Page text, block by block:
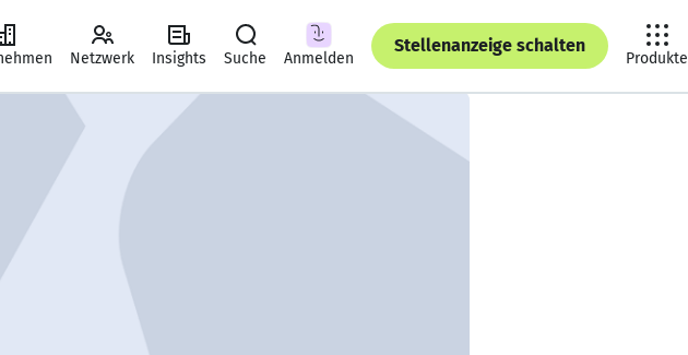
Netzwerk Insights Suche Anmelden
Stellenanzeige schalten
Produkte